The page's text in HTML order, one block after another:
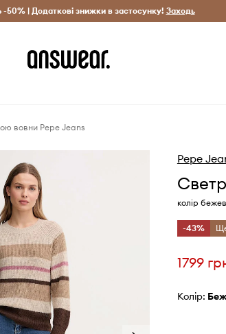
товари Заощаджуй з Answear Club
-50% | Додаткові знижки в застосунку! Заходь
вовни Pepe Jeans
Pepe
колір
-43%
1799
Колір: